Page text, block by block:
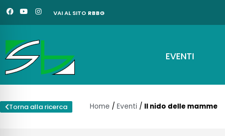
VaiF
a
c
o
o
k
Y
o
u
b
e
I
n
s
g
a
VAI AL SITO RBBG
EVENTI
Torna alla ricerca Home / Eventi / Il nido delle mamme